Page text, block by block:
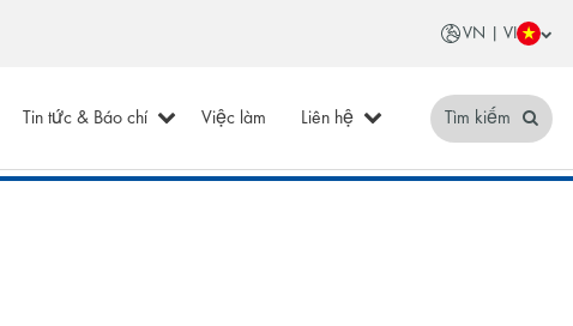
VN | VI
Tin tức & Báo chí Việc làm Liên hệ Tìm kiếm